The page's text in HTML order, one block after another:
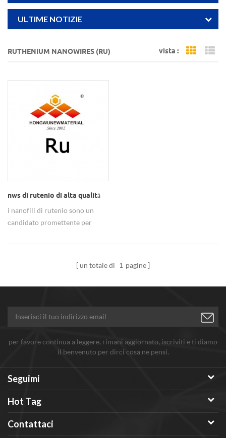
ULTIME NOTIZIE
RUTHENIUM NANOWIRES (RU) vista : Grid
nws di rutenio di alta qualità
i nanofili di rutenio sono un
candidato promettente per
intrinseco dei singoli fili
unidimensionali. & nbsp;
un totale di 1 pagine
per favore continua a leggere, rimani aggiornato, iscriviti e ti diamo
il benvenuto per dirci cosa ne pensi.
Seguimi
Hot Tag
Contattaci